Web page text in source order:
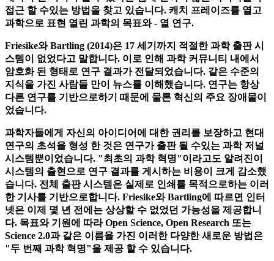
오늘날까지도 존재하는이 위협의 배경, 즉 과학이 다시 한 걸
음 뒤로 물러날 수 있다는 점, 그 전문 지식이 인구의 일부에게
접근 할 수있는 방법을 찾고 있습니다. 캐치 프레이즈를 열고
과학으로 표현 열린 과학의 목표와 - 열 연구.
Friesike와 Bartling (2014)은 17 세기까지 적절한 과학 출판 시
스템이 없었다고 말합니다. 이로 인해 과학 커뮤니티 내에서
암호화 된 형태로 연구 결과가 전달되었습니다. 같은 수준의
다른 연구를 기반으로하기 때문에 물론 혁신의 주요 장애물이
었습니다.
과학자들에게 자신의 아이디어에 대한 권리를 보장하고 현대
연구의 초석을 형성 한 것은 연구가 출판 될 수있는 과학 저널
시스템뿐이었습니다. "최초의 과학 혁명"이라고도 알려진이
시스템의 출현으로 연구 결과를 게시하는 비용이 크게 감소했
습니다. 전체 출판 시스템은 실제로 인쇄를 목적으로하는 이러
한 기사를 기반으로합니다. Friesike와 Bartling에 따르면 인터
넷은 이제 몇 년 전에는 상상할 수 없었던 가능성을 제공합니